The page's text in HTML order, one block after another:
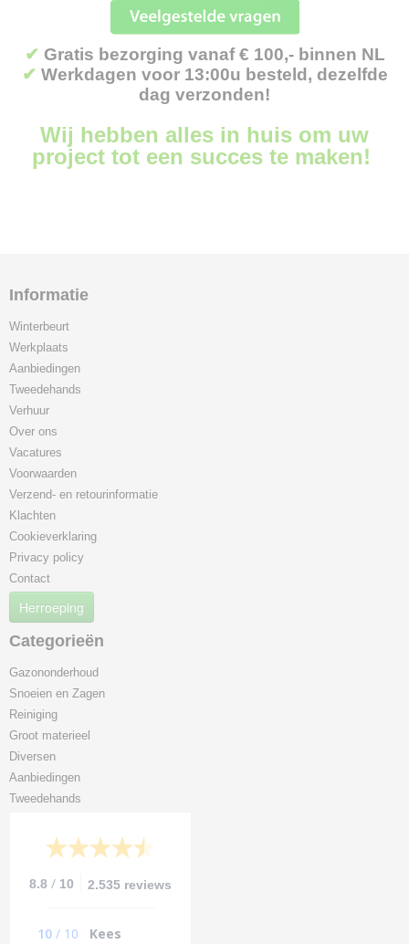
✔ Gratis bezorging vanaf € 100,- binnen NL
✔ Werkdagen voor 13:00u besteld, dezelfde
dag verzonden!
Wij hebben alles in huis om uw
project tot een succes te maken!
Informatie
Winterbeurt
Werkplaats
Aanbiedingen
Tweedehands
Verhuur
Over ons
Vacatures
Voorwaarden
Verzend- en retourinformatie
Klachten
Cookieverklaring
Privacy policy
Contact
Herroeping
Categorieën
Gazononderhoud
Snoeien en Zagen
Reiniging
Groot materieel
Diversen
Aanbiedingen
Tweedehands
8.8 / 10 2.535 reviews
10 / 10
Kees